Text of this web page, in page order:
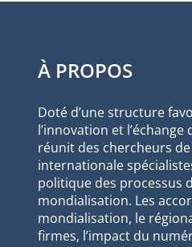
À PROPOS
Doté d’une structure
l’innovation et l’échange
réunit des chercheurs
internationale
politique des processus
mondialisation. Les
mondialisation, le
firmes, l’impact du